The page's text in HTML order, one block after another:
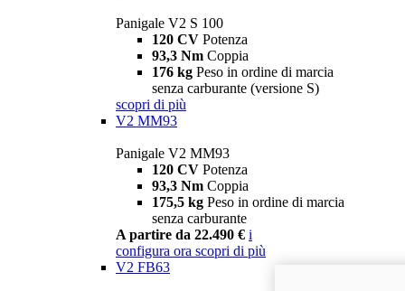
Panigale V2 S 100
120 CV Potenza
93,3 Nm Coppia
176 kg Peso in ordine di marcia
senza carburante (versione S)
scopri di più
V2 MM93
Panigale V2 MM93
120 CV Potenza
93,3 Nm Coppia
175,5 kg Peso in ordine di marcia
senza carburante
A partire da 22.490 € i
configura ora scopri di più
V2 FB63